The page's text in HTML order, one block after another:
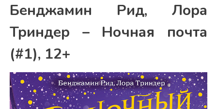
Бенджамин Рид, Лора
Триндер – Ночная почта
(#1), 12+